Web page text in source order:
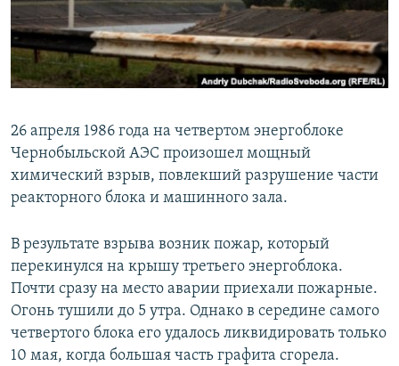
ПОБЕДИТЕЛЕЙ НЕ СУДЯТ?
КРЫМ.НЕПОКОРЕННЫЙ
ELIFBE
ПРИСОЕДИНЯЙТЕСЬ!
Все сайты RFE/RL
26 апреля 1986 года на четвертом энергоблоке
Чернобыльской АЭС произошел мощный
химический взрыв, повлекший разрушение части
реакторного блока и машинного зала.
В результате взрыва возник пожар, который
перекинулся на крышу третьего энергоблока.
Почти сразу на место аварии приехали пожарные.
Огонь тушили до 5 утра. Однако в середине самого
четвертого блока его удалось ликвидировать только
10 мая, когда большая часть графита сгорела.